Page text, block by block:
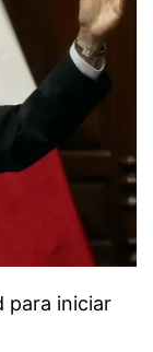
para iniciar